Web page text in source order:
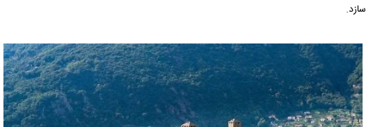
سازد. ‏ ‏‏ ‏ ‏ ‏ ‏